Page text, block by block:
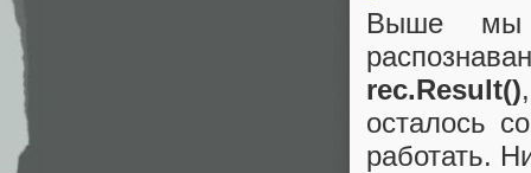
Выше мы
rec.Result()
осталось
работать.